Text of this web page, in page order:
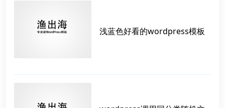
浅蓝色好看的wordpress模板